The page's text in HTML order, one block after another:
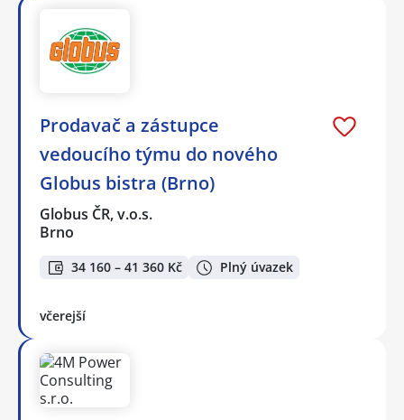
Prodavač a zástupce
vedoucího týmu do nového
Globus bistra (Brno)
Globus ČR, v.o.s.
Brno
34 160 – 41 360 Kč Plný úvazek
včerejší